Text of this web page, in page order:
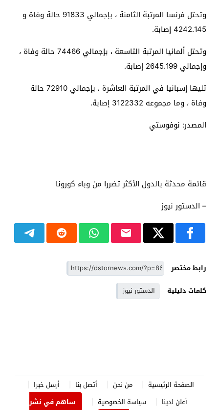
وتحتل فرنسا المرتبة الثامنة ، بإجمالي 91833 حالة وفاة و
4242.145 إصابة.
وتحتل ألمانيا المرتبة التاسعة ، بإجمالي 74466 حالة وفاة ،
وإجمالي 2645.199 إصابة.
تليها إسبانيا في المرتبة العاشرة ، بإجمالي 72910 حالة
وفاة ، وما مجموعه 3122332 إصابة.
المصدر: نوفوستي
قائمة محدثة بالدول الأكثر تضررا من وباء كورونا
– الدستور نيوز
رابط مختصر
كلمات دليلية
الدستور نيوز
الصفحة الرئيسية من نحن أتصل بنا
أرسل خبرا
أعلن لدينا
سياسة الخصوصية ساهم في نشر